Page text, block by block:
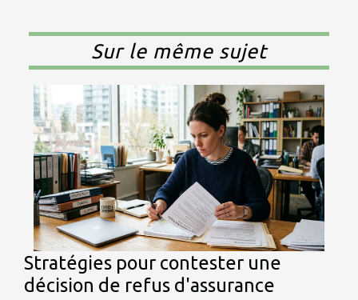
Sur le même sujet
Stratégies pour contester une
décision de refus d'assurance